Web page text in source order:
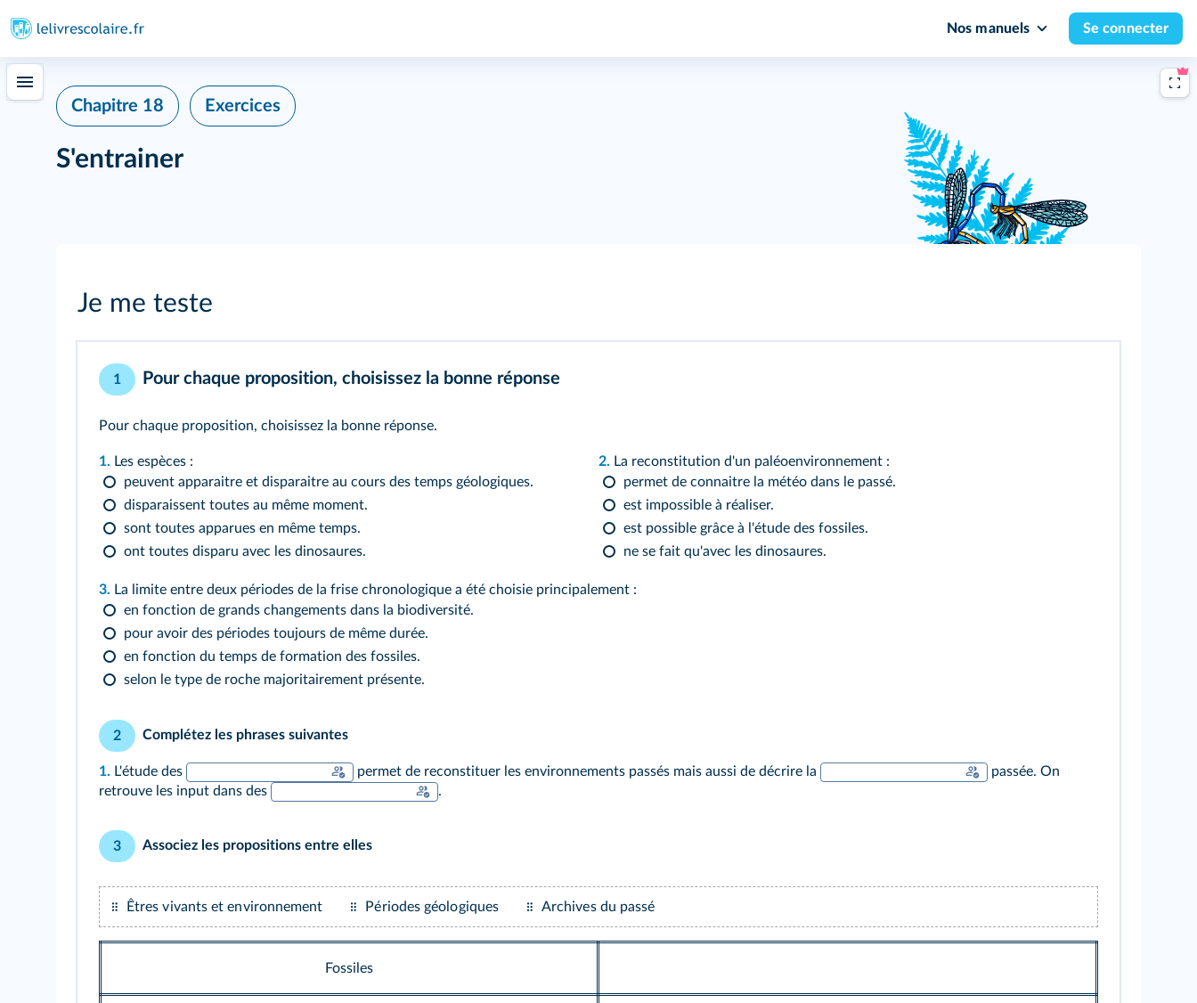
Nos manuels Se connecter
Chapitre 18 Exercices
S'entrainer
Je me teste
1 Pour chaque proposition, choisissez la bonne réponse
Pour chaque proposition, choisissez la bonne réponse.
1. Les espèces :
peuvent apparaitre et disparaitre au cours des temps géologiques.
disparaissent toutes au même moment.
sont toutes apparues en même temps.
ont toutes disparu avec les dinosaures.
2. La reconstitution d'un paléoenvironnement :
permet de connaitre la météo dans le passé.
est impossible à réaliser.
est possible grâce à l'étude des fossiles.
ne se fait qu'avec les dinosaures.
3. La limite entre deux périodes de la frise chronologique a été choisie principalement :
en fonction de grands changements dans la biodiversité.
pour avoir des périodes toujours de même durée.
en fonction du temps de formation des fossiles.
selon le type de roche majoritairement présente.
2 Complétez les phrases suivantes
1. L'étude des permet de reconstituer les environnements passés mais aussi de décrire la
passée. On
retrouve les input dans des
.
3 Associez les propositions entre elles
Êtres vivants et environnement Périodes géologiques Archives du passé
Fossiles